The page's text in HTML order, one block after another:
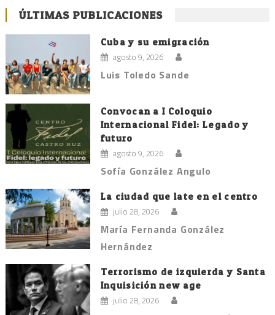
ÚLTIMAS PUBLICACIONES
Cuba y su emigración
agosto 9, 2026
Luis Toledo Sande
Convocan a I Coloquio
Internacional Fidel: Legado y
futuro
agosto 9, 2026
Sofía González Angulo
La ciudad que late en el centro
julio 28, 2026
María Fernanda González
Hernández
Terrorismo de izquierda y Santa
Inquisición new age
julio 28, 2026